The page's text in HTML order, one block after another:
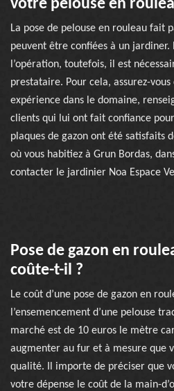
votre pelouse en
La pose de pelouse en rouleau fait
peuvent être confiées à un
l’opération, toutefois, il est
prestataire. Pour cela, assurez-
expérience dans le domaine,
clients qui lui ont fait confiance
plaques de gazon ont été satisfaits
où vous habitiez à Grun Bordas,
contacter le jardinier Noa Espace
Pose de gazon en
coûte-t-il ?
Le coût d’une pose de gazon en
l’ensemencement d’une pelouse
marché est de 10 euros le mètre
augmenter au fur et à mesure que
qualité. Il importe de préciser que
votre dépense le coût de la main-